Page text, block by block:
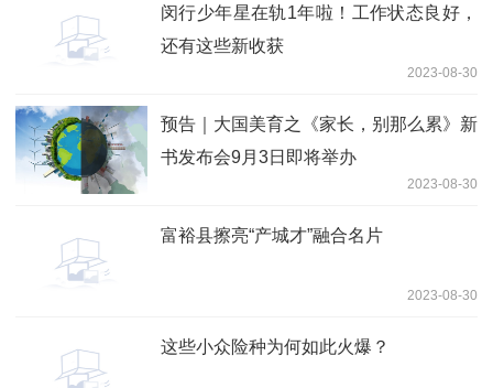
闵行少年星在轨1年啦！工作状态良好，
还有这些新收获
2023-08-30
预告｜大国美育之《家长，别那么累》新
书发布会9月3日即将举办
2023-08-30
富裕县擦亮“产城才”融合名片
2023-08-30
这些小众险种为何如此火爆？